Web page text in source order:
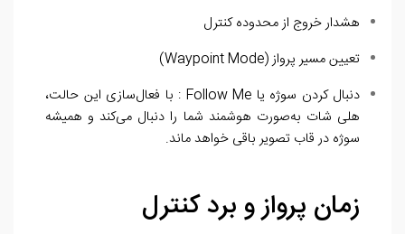
هشدار خروج از محدوده کنترل
تعیین مسیر پرواز (Waypoint Mode)
دنبال کردن سوژه یا Follow Me :
با فعال‌سازی این حالت،
هلی شات به‌صورت هوشمند شما را دنبال می‌کند و همیشه
سوژه در قاب تصویر باقی خواهد ماند.
زمان پرواز و برد کنترل